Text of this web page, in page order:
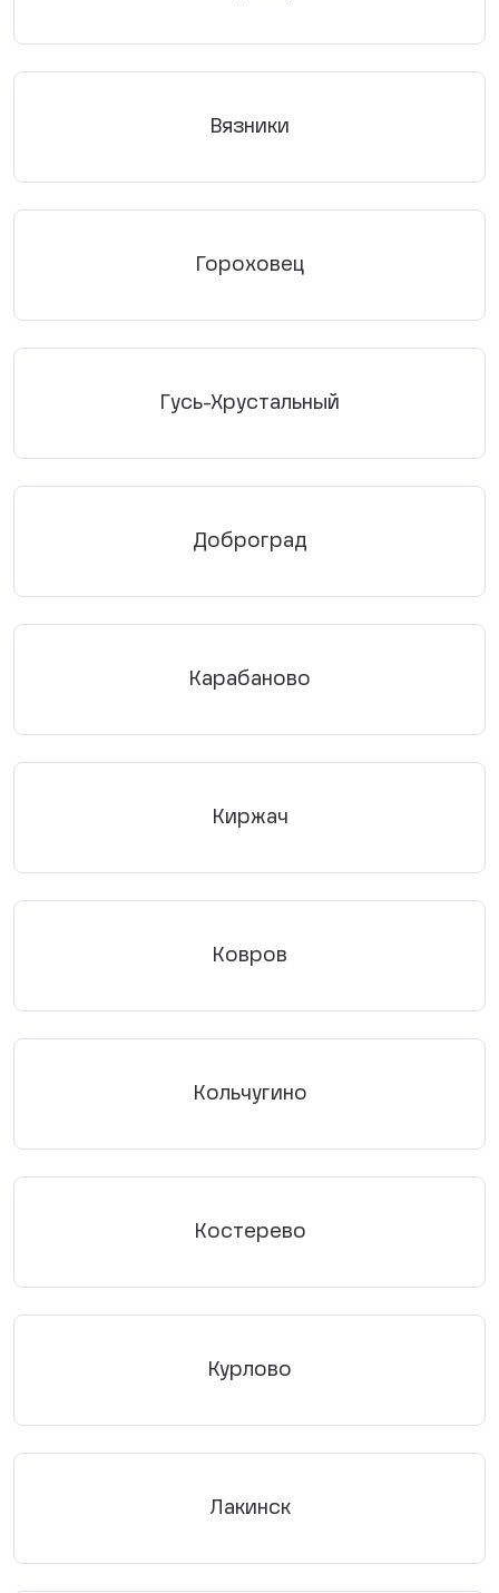
Вязники
Гороховец
Гусь-Хрустальный
Доброград
Карабаново
Киржач
Ковров
Кольчугино
Костерево
Курлово
Лакинск